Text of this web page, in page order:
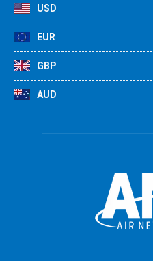
USD
EUR
GBP
AUD